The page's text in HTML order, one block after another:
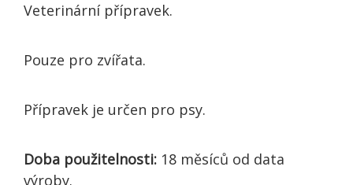
Veterinární přípravek.
Pouze pro zvířata.
Přípravek je určen pro psy.
Doba použitelnosti: 18 měsíců od data
výroby.